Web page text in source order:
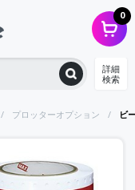
0
詳細
検索
プロッターオプション ビ